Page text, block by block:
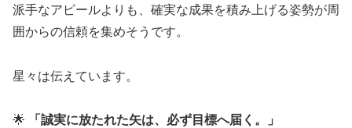
派手なアピールよりも、確実な成果を積み上げる姿勢が周
囲からの信頼を集めそうです。
星々は伝えています。
🌟 「誠実に放たれた矢は、必ず目標へ届く。」